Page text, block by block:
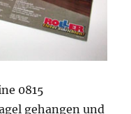
0815
gehangen und